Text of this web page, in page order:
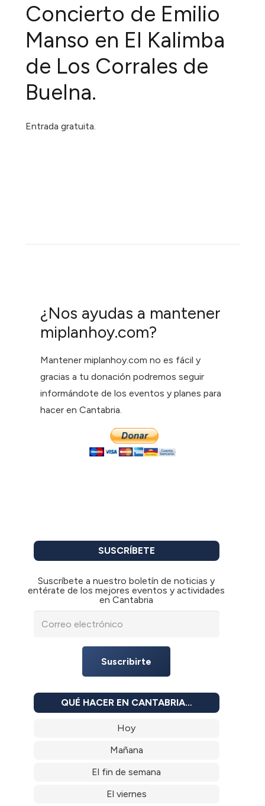
Concierto de Emilio
Manso en El Kalimba
de Los Corrales de
Buelna.
Entrada gratuita.
¿Nos ayudas a mantener
miplanhoy.com?
Mantener miplanhoy.com no es fácil y
gracias a tu donación podremos seguir
informándote de los eventos y planes para
hacer en Cantabria.
SUSCRÍBETE
Suscríbete a nuestro boletín de noticias y
entérate de los mejores eventos y actividades
en Cantabria
Suscribirte
QUÉ HACER EN CANTABRIA…
Hoy
Mañana
El fin de semana
El viernes